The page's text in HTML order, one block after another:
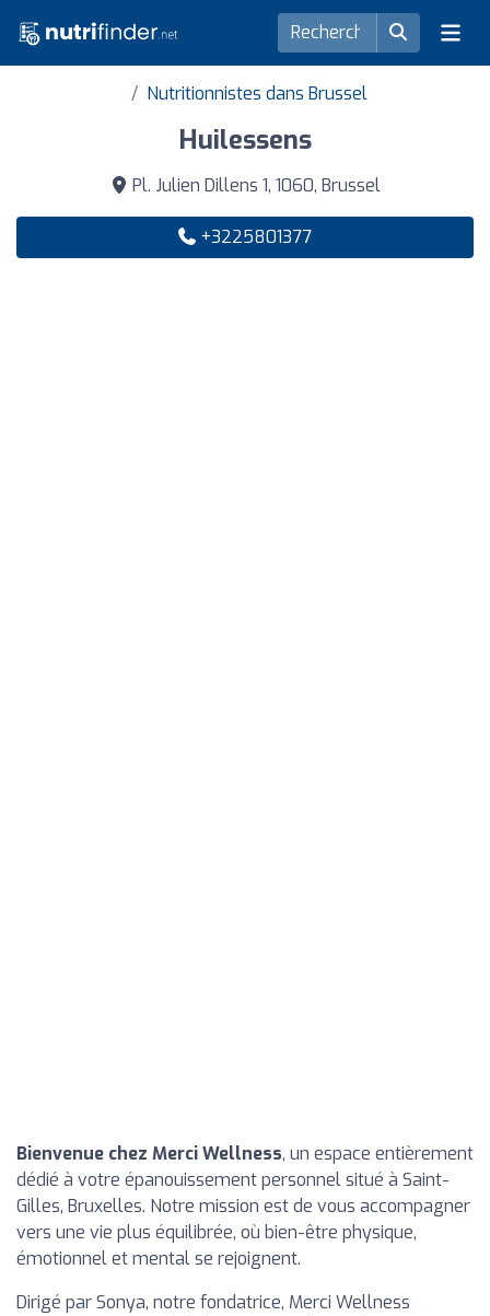
Nutritionnistes dans Brussel
Huilessens
Pl. Julien Dillens 1, 1060, Brussel
+3225801377
Bienvenue chez Merci Wellness, un espace entièrement
dédié à votre épanouissement personnel situé à Saint-
Gilles, Bruxelles. Notre mission est de vous accompagner
vers une vie plus équilibrée, où bien-être physique,
émotionnel et mental se rejoignent.
Dirigé par Sonya, notre fondatrice, Merci Wellness